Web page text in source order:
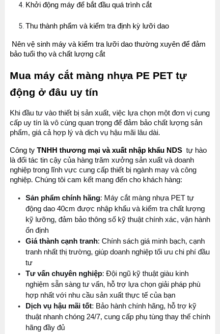
Khởi động máy để bắt đầu quá trình cắt
Thu thành phẩm và kiểm tra định kỳ lưỡi dao
Nên vệ sinh máy và kiểm tra lưỡi dao thường xuyên để đảm
bảo tuổi thọ và chất lượng cắt
Mua máy cắt màng nhựa PE PET tự
động ở đâu uy tín
Khi đầu tư vào thiết bị sản xuất, việc lựa chọn một đơn vị cung
cấp uy tín là vô cùng quan trọng để đảm bảo chất lượng sản
phẩm, giá cả hợp lý và dịch vụ hậu mãi lâu dài.
Công ty TNHH thương mại và xuất nhập khẩu NDS tự hào
là đối tác tin cậy của hàng trăm xưởng sản xuất và doanh
nghiệp trong lĩnh vực cung cấp thiết bị ngành may và công
nghiệp. Chúng tôi cam kết mang đến cho khách hàng:
Sản phẩm chính hãng: Máy cắt màng nhựa PET tự
động dao 40cm được nhập khẩu và kiểm tra chất lượng
kỹ lưỡng, đảm bảo thông số kỹ thuật chính xác, vận hành
ổn định
Giá thành cạnh tranh: Chính sách giá minh bạch, cạnh
tranh nhất thị trường, giúp doanh nghiệp tối ưu chi phí đầu
tư
Tư vấn chuyên nghiệp: Đội ngũ kỹ thuật giàu kinh
nghiệm sẵn sàng tư vấn, hỗ trợ lựa chọn giải pháp phù
hợp nhất với nhu cầu sản xuất thực tế của bạn
Dịch vụ hậu mãi tốt: Bảo hành chính hãng, hỗ trợ kỹ
thuật nhanh chóng 24/7, cung cấp phụ tùng thay thế chính
hãng đầy đủ
Máy May Bao Cầm Tay: Chọn Máy Chạy Pin Hay
Chạy Điện Tốt Hơn? So Sánh Chi Tiết 2025
Thứ tư, 20/11/2024
Đăng nhập để xem giá sỉ
Giá bán lẻ:
MÁY QUẤN DÂY ĐAI TỰ ĐỘNG
Đăng nhập để xem giá sỉ
Giá bán lẻ: